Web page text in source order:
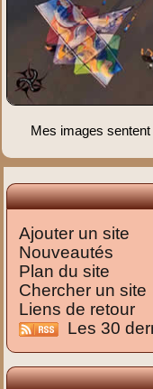
Mes images
Ajouter un site
Nouveautés
Plan du site
Chercher un site
Liens de retour
Les 30